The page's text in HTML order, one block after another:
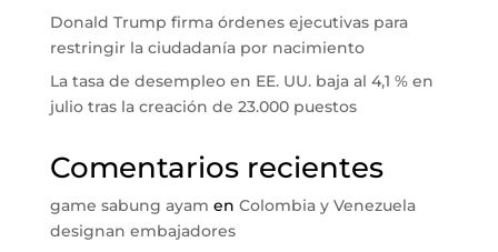
Donald Trump firma órdenes ejecutivas para
restringir la ciudadanía por nacimiento
La tasa de desempleo en EE. UU. baja al 4,1 % en
julio tras la creación de 23.000 puestos
Comentarios recientes
game sabung ayam en Colombia y Venezuela
designan embajadores